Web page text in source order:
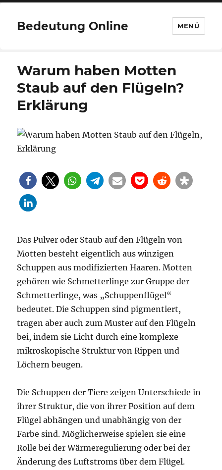
Bedeutung Online MENÜ
Warum haben Motten
Staub auf den Flügeln?
Erklärung
Das Pulver oder Staub auf den Flügeln von
Motten besteht eigentlich aus winzigen
Schuppen aus modifizierten Haaren. Motten
gehören wie Schmetterlinge zur Gruppe der
Schmetterlinge, was „Schuppenflügel“
bedeutet. Die Schuppen sind pigmentiert,
tragen aber auch zum Muster auf den Flügeln
bei, indem sie Licht durch eine komplexe
mikroskopische Struktur von Rippen und
Löchern beugen.
Die Schuppen der Tiere zeigen Unterschiede in
ihrer Struktur, die von ihrer Position auf dem
Flügel abhängen und unabhängig von der
Farbe sind. Möglicherweise spielen sie eine
Rolle bei der Wärmeregulierung oder bei der
Änderung des Luftstroms über dem Flügel.